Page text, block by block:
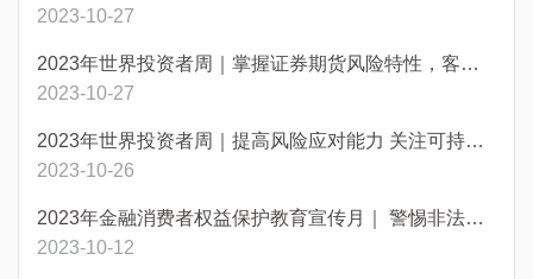
2023-10-27
2023年世界投资者周｜掌握证券期货风险特性，客观评估风险承受能力
2023-10-27
2023年世界投资者周｜提高风险应对能力 关注可持续金融
2023-10-26
2023年金融消费者权益保护教育宣传月｜ 警惕非法集资 避免财产损失
2023-10-12